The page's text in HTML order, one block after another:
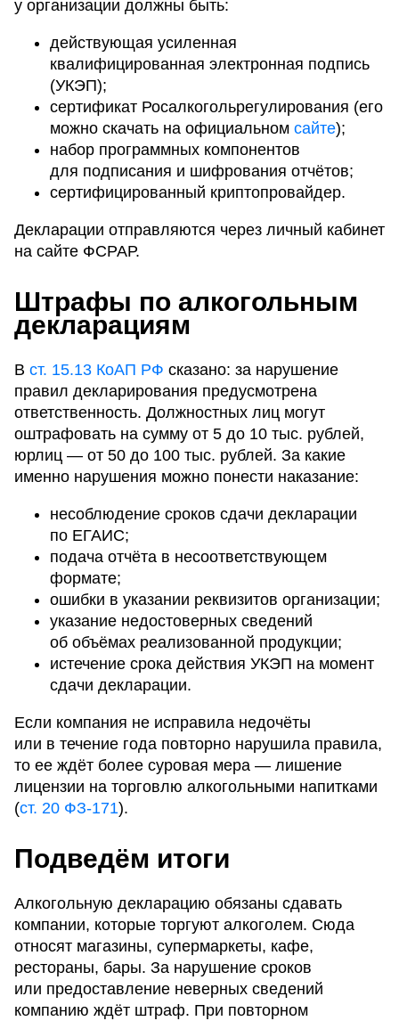
у организации должны быть:
действующая усиленная
квалифицированная электронная подпись
(УКЭП);
сертификат Росалкогольрегулирования (его
можно скачать на официальном сайте);
набор программных компонентов
для подписания и шифрования отчётов;
сертифицированный криптопровайдер.
Декларации отправляются через личный кабинет
на сайте ФСРАР.
Штрафы по алкогольным
декларациям
В ст. 15.13 КоАП РФ сказано: за нарушение
правил декларирования предусмотрена
ответственность. Должностных лиц могут
оштрафовать на сумму от 5 до 10 тыс. рублей,
юрлиц — от 50 до 100 тыс. рублей. За какие
именно нарушения можно понести наказание:
несоблюдение сроков сдачи декларации
по ЕГАИС;
подача отчёта в несоответствующем
формате;
ошибки в указании реквизитов организации;
указание недостоверных сведений
об объёмах реализованной продукции;
истечение срока действия УКЭП на момент
сдачи декларации.
Если компания не исправила недочёты
или в течение года повторно нарушила правила,
то ее ждёт более суровая мера — лишение
лицензии на торговлю алкогольными напитками
(ст. 20 ФЗ-171).
Подведём итоги
Алкогольную декларацию обязаны сдавать
компании, которые торгуют алкоголем. Сюда
относят магазины, супермаркеты, кафе,
рестораны, бары. За нарушение сроков
или предоставление неверных сведений
компанию ждёт штраф. При повторном